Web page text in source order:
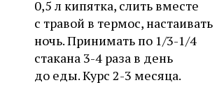
0,5 л кипятка, слить вместе
с травой в термос, настаивать
ночь. Принимать по 1/3-1/4
стакана 3-4 раза в день
до еды. Курс 2-3 месяца.